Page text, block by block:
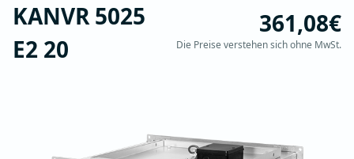
KANVR 5025
E2 20
361,08€
Die Preise verstehen sich ohne MwSt.